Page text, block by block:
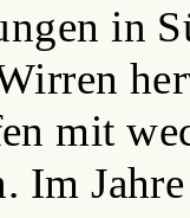
in
mit
Im